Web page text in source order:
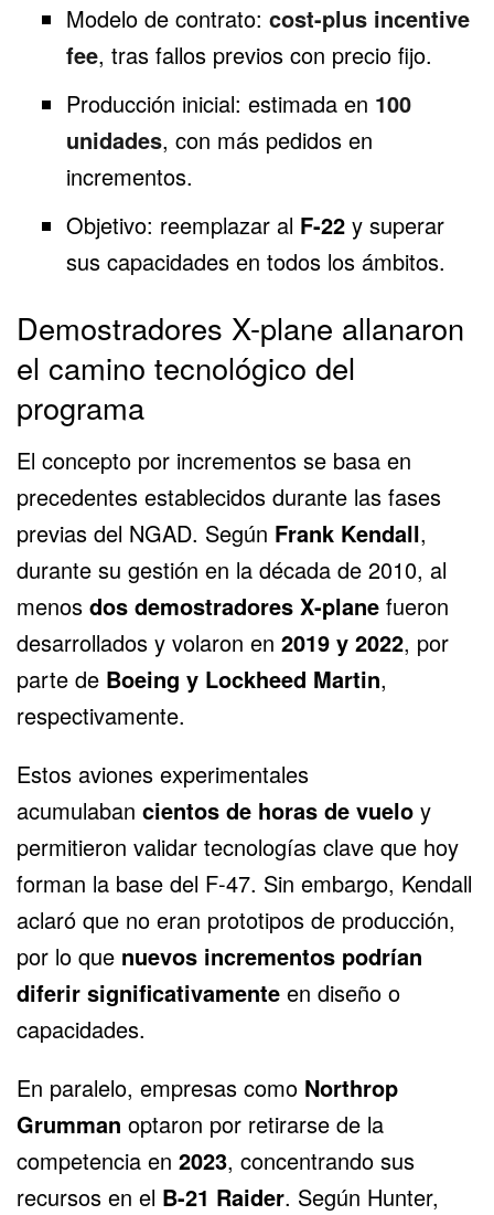
Modelo de contrato: cost-plus incentive
fee, tras fallos previos con precio fijo.
Producción inicial: estimada en 100
unidades, con más pedidos en
incrementos.
Objetivo: reemplazar al F-22y superar
sus capacidades en todos los ámbitos.
Demostradores X-plane allanaron
el camino tecnológico del
programa
El concepto por incrementos se basa en
precedentes establecidos durante las fases
previas del NGAD. Según Frank Kendall,
durante su gestión en la década de 2010, al
menos dos demostradores X-plane fueron
desarrollados y volaron en 2019 y 2022, por
parte de Boeing y Lockheed Martin,
respectivamente.
Estos aviones experimentales
acumulaban cientos de horas de vuelo y
permitieron validar tecnologías clave que hoy
forman la base del F-47. Sin embargo, Kendall
aclaró que no eran prototipos de producción,
por lo que nuevos incrementos podrían
diferir significativamente en diseño o
capacidades.
En paralelo, empresas como Northrop
Grumman optaron por retirarse de la
competencia en 2023, concentrando sus
recursos en el B-21 Raider. Según Hunter,